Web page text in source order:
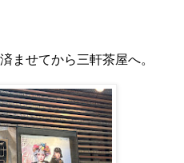
ませてから三軒茶屋へ。